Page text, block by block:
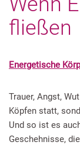
fließen
Energetische
Trauer, Angst,
Köpfen statt,
Und so ist es
Geschehnisse,